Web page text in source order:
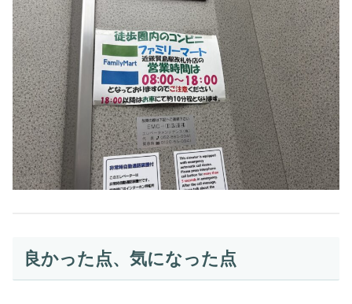
良かった点、気になった点